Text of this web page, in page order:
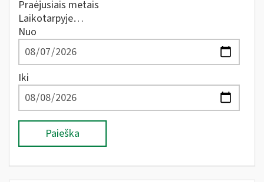
Praėjusiais metais
Laikotarpyje…
Nuo
Iki
Paieška